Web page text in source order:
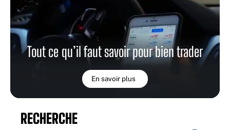
Tout ce qu’il faut savoir pour bien trader
En savoir plus
RECHERCHE